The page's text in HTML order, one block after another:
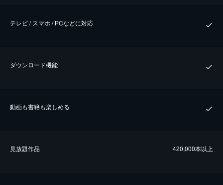
テレビ / スマホ / PCなどに対応
ダウンロード機能
動画も書籍も楽しめる
⾒放題作品 420,000本以上